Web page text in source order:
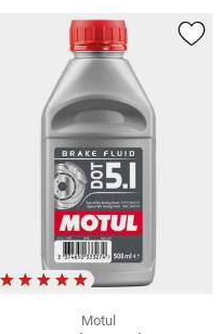
Motul